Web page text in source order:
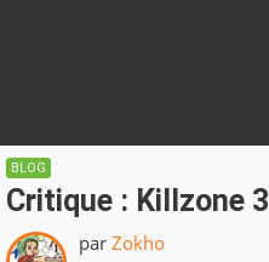
BLOG
Critique : Killzone 3
par Zokho